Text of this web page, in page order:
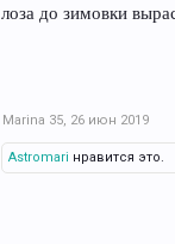
лоза до зимовки
Marina 35, 26 июн 2019
Astromari нравится это.